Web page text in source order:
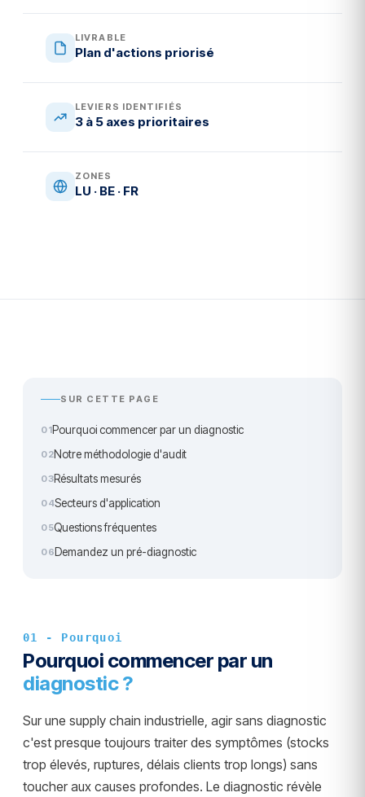
LIVRABLE
Plan d'actions priorisé
LEVIERS IDENTIFIÉS
3 à 5 axes prioritaires
ZONES
LU · BE · FR
SUR CETTE PAGE
Pourquoi commencer par un diagnostic
Notre méthodologie d'audit
Résultats mesurés
Secteurs d'application
Questions fréquentes
Demandez un pré-diagnostic
01 - Pourquoi
Pourquoi commencer par un
diagnostic ?
Sur une supply chain industrielle, agir sans diagnostic
c'est presque toujours traiter des symptômes (stocks
trop élevés, ruptures, délais clients trop longs) sans
toucher aux causes profondes. Le diagnostic révèle